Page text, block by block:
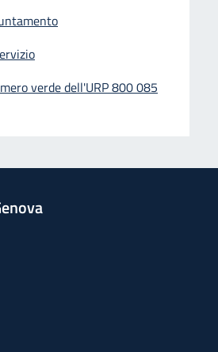
verde dell'URP 800 085